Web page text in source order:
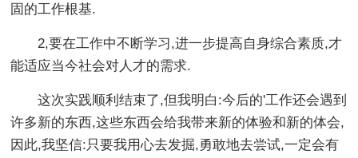
固的工作根基.
2,要在工作中不断学习,进一步提高自身综合素质,才
能适应当今社会对人才的需求.
这次实践顺利结束了,但我明白:今后的'工作还会遇到
许多新的东西,这些东西会给我带来新的体验和新的体会,
因此,我坚信:只要我用心去发掘,勇敢地去尝试,一定会有